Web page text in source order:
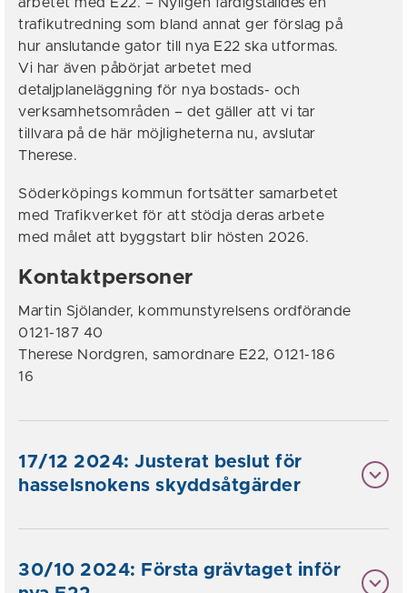
trafikutredning som bland annat ger förslag på
hur anslutande gator till nya E22 ska utformas.
Vi har även påbörjat arbetet med
detaljplaneläggning för nya bostads- och
verksamhetsområden – det gäller att vi tar
tillvara på de här möjligheterna nu, avslutar
Therese.
Söderköpings kommun fortsätter samarbetet
med Trafikverket för att stödja deras arbete
med målet att byggstart blir hösten 2026.
Kontaktpersoner
Martin Sjölander, kommunstyrelsens ordförande
0121-187 40
Therese Nordgren, samordnare E22, 0121-186
16
17/12 2024: Justerat beslut för
hasselsnokens skyddsåtgärder
30/10 2024: Första grävtaget inför